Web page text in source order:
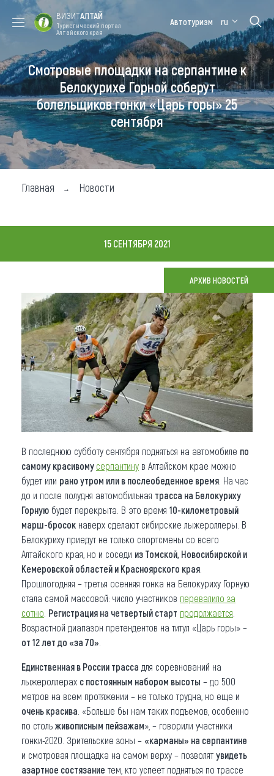
Форум VISIT
ALTAI
Цветение
маральника
Медицинский
форум
Алтайская
зимовка
Туры
Где побывать
Чем заняться
Где остановиться
Что привезти (сувениры)
О регионе
Коллекция впечатлений
Другие рубрики
ВИЗИТАЛТАЙ
Туристический портал
Алтайского края
Автотуризм ru
Смотровые площадки на серпантине к
Белокурихе Горной соберут
болельщиков гонки «Царь горы» 25
сентября
Главная Новости
15 СЕНТЯБРЯ 2021
АРХИВ НОВОСТЕЙ
В последнюю субботу сентября подняться на автомобиле по
самому красивому серпантину в Алтайском крае можно
будет или рано утром или в послеобеденное время . На час
до и после полудня автомобильная трасса на Белокуриху
Горную будет перекрыта. В это время 10-километровый
марш-бросок наверх сделают сибирские лыжероллеры. В
Белокуриху приедут не только спортсмены со всего
Алтайского края, но и соседи из Томской, Новосибирской и
Кемеровской областей и Красноярского края
Прошлогодняя – третья осенняя гонка на Белокуриху Горную
стала самой массовой: число участников перевалило за
сотню Регистрация на четвертый старт продолжается
Возрастной диапазон претендентов на титул «Царь горы» –
от 12 лет до «за 70»
Единственная в России трасса для соревнований на
лыжероллерах с постоянным набором высоты – до 500
метров на всем протяжении – не только трудна, но еще и
очень красива . «Больше бы нам таких подъемов, особенно
по столь живописным пейзажам», – говорили участники
гонки-2020. Зрительские зоны – «карманы» на серпантине
и смотровая площадка на самом верху – позволят увидеть
азартное состязание тем, кто успеет подняться по трассе